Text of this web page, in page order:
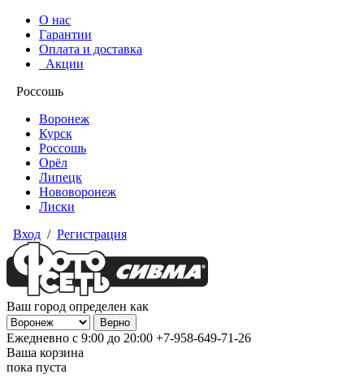
О нас
Гарантии
Оплата и доставка
Акции
Россошь
Воронеж
Курск
Россошь
Орёл
Липецк
Нововоронеж
Лиски
Вход / Регистрация
Ваш город определен как
Ежедневно с 9:00 до 20:00 +7-958-649-71-26
Ваша корзина
пока пуста